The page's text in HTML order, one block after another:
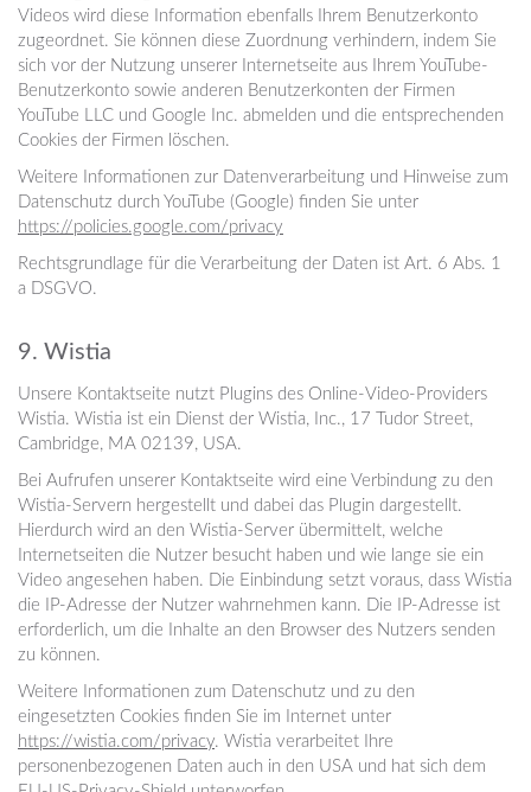
Videos wird diese Information ebenfalls Ihrem Benutzerkonto
zugeordnet. Sie können diese Zuordnung verhindern, indem Sie
sich vor der Nutzung unserer Internetseite aus Ihrem YouTube-
Benutzerkonto sowie anderen Benutzerkonten der Firmen
YouTube LLC und Google Inc. abmelden und die entsprechenden
Cookies der Firmen löschen.
Weitere Informationen zur Datenverarbeitung und Hinweise zum
Datenschutz durch YouTube (Google) finden Sie unter
https://policies.google.com/privacy
Rechtsgrundlage für die Verarbeitung der Daten ist Art. 6 Abs. 1
a DSGVO.
9. Wistia
Unsere Kontaktseite nutzt Plugins des Online-Video-Providers
Wistia. Wistia ist ein Dienst der Wistia, Inc., 17 Tudor Street,
Cambridge, MA 02139, USA.
Bei Aufrufen unserer Kontaktseite wird eine Verbindung zu den
Wistia-Servern hergestellt und dabei das Plugin dargestellt.
Hierdurch wird an den Wistia-Server übermittelt, welche
Internetseiten die Nutzer besucht haben und wie lange sie ein
Video angesehen haben. Die Einbindung setzt voraus, dass Wistia
die IP-Adresse der Nutzer wahrnehmen kann. Die IP-Adresse ist
erforderlich, um die Inhalte an den Browser des Nutzers senden
zu können.
Weitere Informationen zum Datenschutz und zu den
eingesetzten Cookies finden Sie im Internet unter
https://wistia.com/privacy. Wistia verarbeitet Ihre
personenbezogenen Daten auch in den USA und hat sich dem